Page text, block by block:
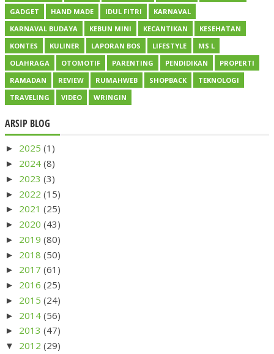
GADGET
HAND MADE IDUL FITRI
KARNAVAL
KARNAVAL BUDAYA
KEBUN MINI KECANTIKAN
KESEHATAN
KONTES
KULINER LAPORAN BOS LIFESTYLE
MS L
OLAHRAGA
OTOMOTIF PARENTING PENDIDIKAN
PROPERTI
RAMADAN
REVIEW RUMAHWEB SHOPBACK
TEKNOLOGI
TRAVELING
VIDEO WRINGIN
ARSIP BLOG
► 2025 (1)
► 2024 (8)
► 2023 (3)
► 2022 (15)
► 2021 (25)
► 2020 (43)
► 2019 (80)
► 2018 (50)
► 2017 (61)
► 2016 (25)
► 2015 (24)
► 2014 (56)
► 2013 (47)
▼ 2012 (29)